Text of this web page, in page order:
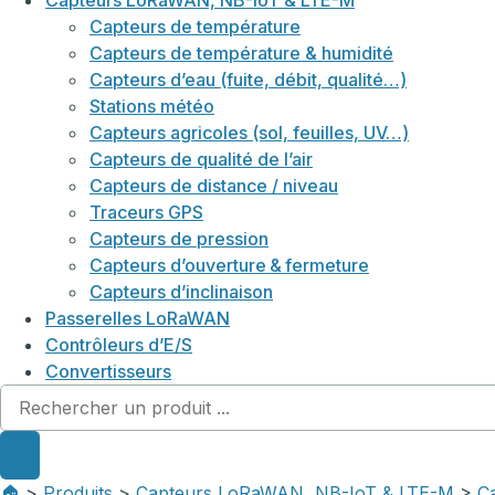
Capteurs de température
Capteurs de température & humidité
Capteurs d’eau (fuite, débit, qualité…)
Stations météo
Capteurs agricoles (sol, feuilles, UV…)
Capteurs de qualité de l’air
Capteurs de distance / niveau
Traceurs GPS
Capteurs de pression
Capteurs d’ouverture & fermeture
Capteurs d’inclinaison
Passerelles LoRaWAN
Contrôleurs d’E/S
Convertisseurs